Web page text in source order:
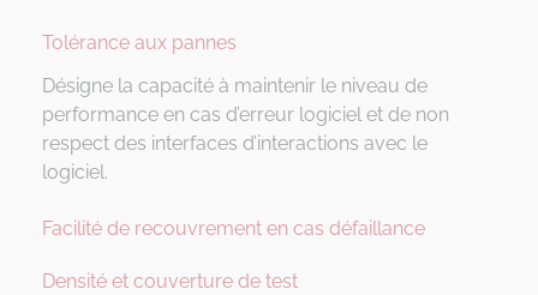
Tolérance aux pannes
Désigne la capacité à maintenir le niveau de
performance en cas d’erreur logiciel et de non
respect des interfaces d’interactions avec le
logiciel.
Facilité de recouvrement en cas défaillance
Densité et couverture de test